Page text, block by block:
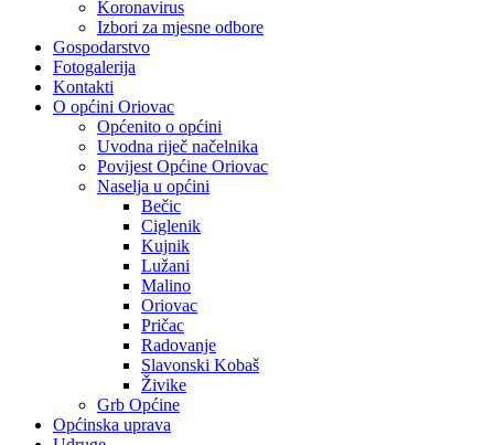
Koronavirus
Izbori za mjesne odbore
Gospodarstvo
Fotogalerija
Kontakti
O općini Oriovac
Općenito o općini
Uvodna riječ načelnika
Povijest Općine Oriovac
Naselja u općini
Bečic
Ciglenik
Kujnik
Lužani
Malino
Oriovac
Pričac
Radovanje
Slavonski Kobaš
Živike
Grb Općine
Općinska uprava